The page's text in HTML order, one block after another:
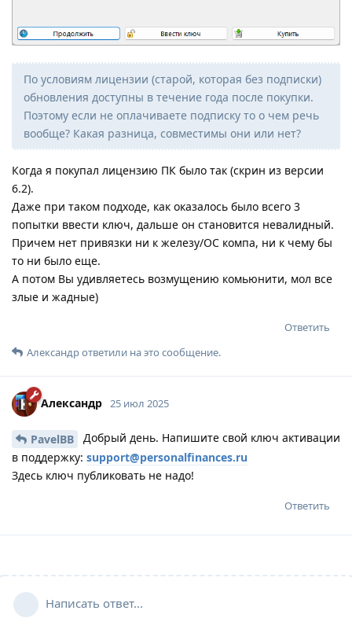
По условиям лицензии (старой, которая без подписки)
обновления доступны в течение года после покупки.
Поэтому если не оплачиваете подписку то о чем речь
вообще? Какая разница, совместимы они или нет?
Когда я покупал лицензию ПК было так (скрин из версии
6.2).
Даже при таком подходе, как оказалось было всего 3
попытки ввести ключ, дальше он становится невалидный.
Причем нет привязки ни к железу/ОС компа, ни к чему бы
то ни было еще.
А потом Вы удивляетесь возмущению комьюнити, мол все
злые и жадные)
Ответить
Александрответили на это сообщение.
Александр 25 июл 2025
PavelBB
Добрый день. Напишите свой ключ активации
в поддержку: support@personalfinances.ru
Здесь ключ публиковать не надо!
Ответить
Написать ответ...